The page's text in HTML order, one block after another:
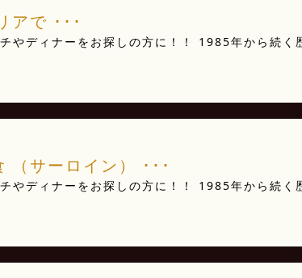
アで ･･･
やディナーをお探しの方に！！ 1985年から続く
（サーロイン） ･･･
やディナーをお探しの方に！！ 1985年から続く